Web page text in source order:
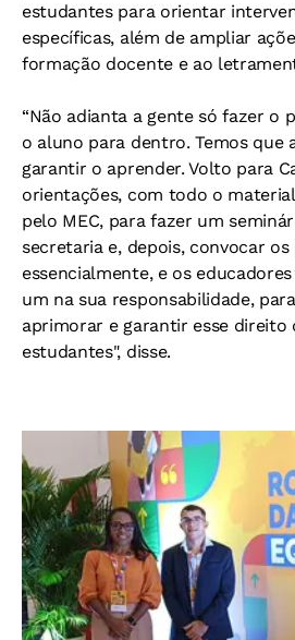
estudantes para orientar
específicas, além de ampliar
formação docente e ao
“Não adianta a gente só fazer o
o aluno para dentro. Temos que
garantir o aprender. Volto para
orientações, com todo o
pelo MEC, para fazer um
secretaria e, depois, convocar
essencialmente, e os
um na sua responsabilidade,
aprimorar e garantir esse direito
estudantes", disse.